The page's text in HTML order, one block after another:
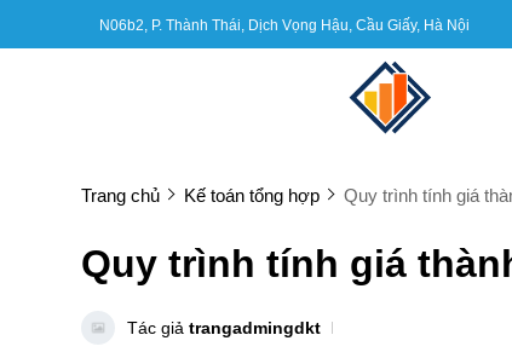
N06b2, P. Thành Thái, Dịch Vọng Hậu, Cầu Giấy, Hà Nội
Trang chủ Kế toán tổng hợp Quy trình tính giá
Quy trình tính giá
Tác giả trangadmingdkt